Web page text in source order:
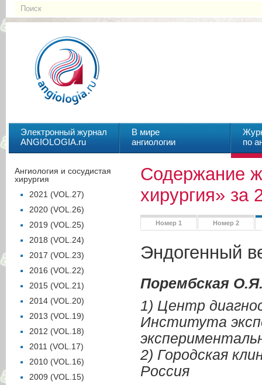
Электронный журнал
ANGIOLOGIA.ru
В мире
ангиологии
по
Содержание
хирургия» за
Номер 1 Номер 2
Эндогенный
Порембская
1) Центр
Института
2) Городская
Россия
Ангиология и сосудистая
хирургия
2021 (VOL.27)
2020 (VOL.26)
2019 (VOL.25)
2018 (VOL.24)
2017 (VOL.23)
2016 (VOL.22)
2015 (VOL.21)
2014 (VOL.20)
2013 (VOL.19)
2012 (VOL.18)
2011 (VOL.17)
2010 (VOL.16)
2009 (VOL.15)